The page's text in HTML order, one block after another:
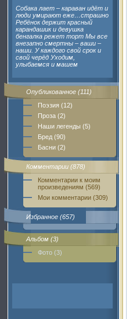
Собака лает – караван идёт и
люди умирают еже…страшно
Ребёнок держит красный
карандашик и девушка
бенгалка режет торт Мы все
внезапно смертны – ваши –
наши. У каждого свой срок и
свой черёд Уходим,
улыбаемся и машем
Опубликованное (111)
Поэзия (12)
Проза (2)
Наши легенды (5)
Бред (90)
Басни (2)
Комментарии (878)
Комментарии к моим
произведениям (569)
Мои комментарии (309)
Избранное (657)
Альбом (3)
Фото (3)